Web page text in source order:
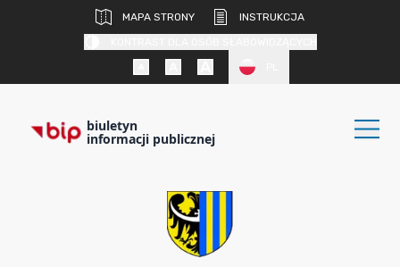
MAPA STRONY
INSTRUKCJA
biuletyn
informacji publicznej